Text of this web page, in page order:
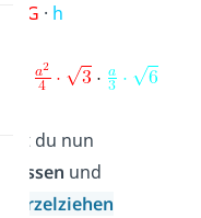
G · h
du nun
und